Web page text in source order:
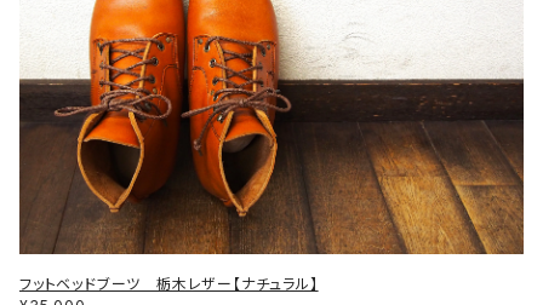
フットベッドブーツ 栃木レザー【ナチュラル】